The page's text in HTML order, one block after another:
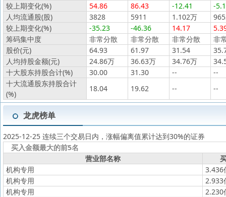
较上期变化(%)
54.86 86.43 -12.41
-
人均流通股(股)
3828 5911 1.102万
较上期变化(%)
-35.23 -46.36 14.17
筹码集中度
非常分散 非常分散 非常分散
非
股价(元)
64.93 61.97 31.54
人均持股金额(元)
24.86万 36.63万 34.76万
十大股东持股合计(%)
30.00 31.30 --
--
十大流通股东持股合计
(%)
18.04 19.62 -- --
龙虎榜单
2025-12-25 连续三个交易日内，涨幅偏离值累计达到30%的证券
买入金额最大的前5名
营业部名称
机构专用
3.436
机构专用
2.933
机构专用
2.230